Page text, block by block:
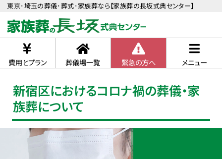
東京･埼玉の葬儀･葬式･家族葬なら【家族葬の長坂式典センター】
費用とプラン 葬儀場一覧 緊急の方へ メニュー
新宿区におけるコロナ禍の葬儀・家
族葬について